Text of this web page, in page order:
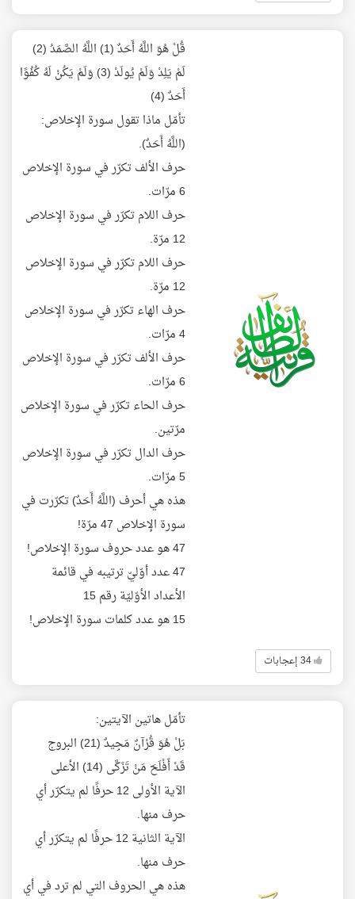
قُلْ هُوَ اللَّهُ أَحَدٌ (1) اللَّهُ الصَّمَدُ (2)
لَمْ يَلِدْ وَلَمْ يُولَدْ (3) وَلَمْ يَكُنْ لَهُ كُفُوًا
أَحَدٌ (4)
تأمّل ماذا تقول سورة الإخلاص:
(اللَّهُ أَحَدٌ).
حرف الألف تكرّر في سورة الإخلاص
6 مرّات.
حرف اللام تكرّر في سورة الإخلاص
12 مرّة.
حرف اللام تكرّر في سورة الإخلاص
12 مرّة.
حرف الهاء تكرّر في سورة الإخلاص
4 مرّات.
حرف الألف تكرّر في سورة الإخلاص
6 مرّات.
حرف الحاء تكرّر في سورة الإخلاص
مرّتين.
حرف الدال تكرّر في سورة الإخلاص
5 مرّات.
هذه هي أحرف (اللَّهُ أَحَدٌ) تكرّرت في
سورة الإخلاص 47 مرّة!
47 هو عدد حروف سورة الإخلاص!
47 عدد أوّليّ ترتيبه في قائمة
الأعداد الأوّليّة رقم 15
15 هو عدد كلمات سورة الإخلاص!
34 إعجابات
تأمّل هاتين الآيتين:
بَلْ هُوَ قُرْآنٌ مَجِيدٌ (21) البروج
قَدْ أَفْلَحَ مَنْ تَزَكَّى (14) الأعلى
الآية الأولى 12 حرفًا لم يتكرّر أي
حرف منها.
الآية الثانية 12 حرفًا لم يتكرّر أي
حرف منها.
هذه هي الحروف التي لم ترد في أي